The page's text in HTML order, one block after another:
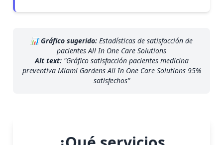
📊Gráfico sugerido: Estadísticas de satisfacción de
pacientes All In One Care Solutions
Alt text:"Gráfico satisfacción pacientes medicina
preventiva Miami Gardens All In One Care Solutions 95%
satisfechos"